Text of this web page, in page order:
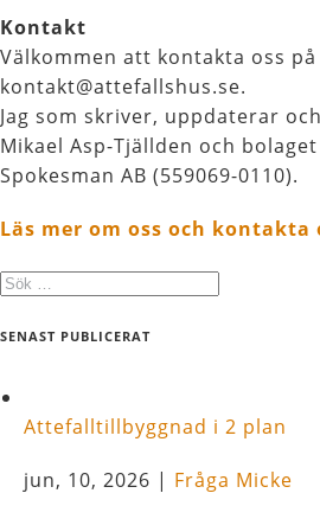
Kontakt
Välkommen att kontakta oss på
kontakt@attefallshus.se.
Jag som skriver, uppdaterar
Mikael Asp-Tjällden och
Spokesman AB (559069-0110).
Läs mer om oss och kontakta
SENAST PUBLICERAT
Attefalltillbyggnad i 2 plan
jun, 10, 2026 | Fråga Micke